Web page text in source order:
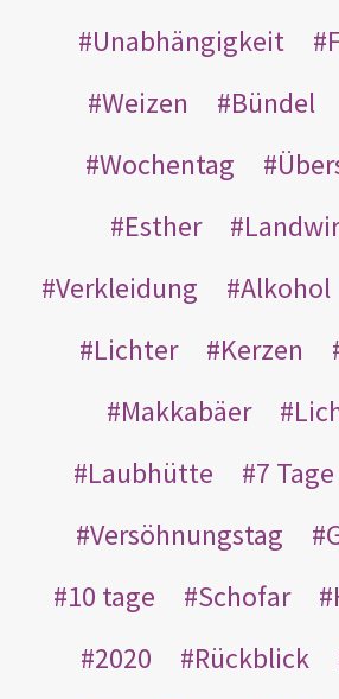
Unabhängigkeit
Weizen
Bündel
Wochentag
Esther
Verkleidung
Alkohol
Lichter
Kerzen
Makkabäer
Laubhütte
7 Tage
Versöhnungstag
10 tage
Schofar
2020
Rückblick